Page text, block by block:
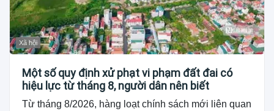
Xã hội
Một số quy định xử phạt vi phạm đất đai có
hiệu lực từ tháng 8, người dân nên biết
Từ tháng 8/2026, hàng loạt chính sách mới liên quan